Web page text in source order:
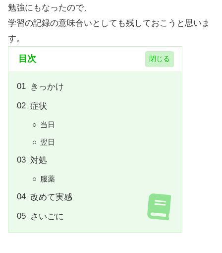
勉強にもなったので、
学習の記録の意味合いとしても残しておこうと思いま
す。
目次
きっかけ
症状
当日
翌日
対処
服薬
改めて実感
さいごに